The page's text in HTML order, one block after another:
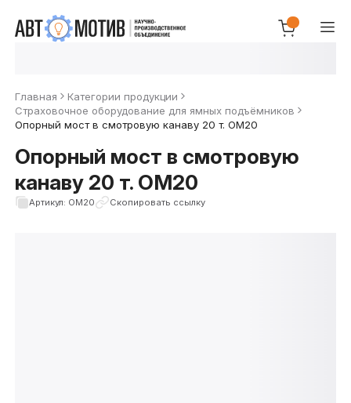
Главная
Категории продукции
Страховочное оборудование для ямных подъёмников
Опорный мост в смотровую канаву 20 т. ОМ20
Опорный мост в смотровую
канаву 20 т. ОМ20
Артикул: ОМ20 Скопировать ссылку